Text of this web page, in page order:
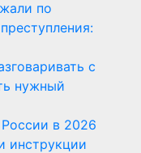
по
с
нужный
в 2026
инструкции